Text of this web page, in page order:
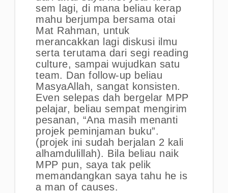
sem lagi, di mana beliau kerap
mahu berjumpa bersama otai
Mat Rahman, untuk
merancakkan lagi diskusi ilmu
serta terutama dari segi reading
culture, sampai wujudkan satu
team. Dan follow-up beliau
MasyaAllah, sangat konsisten.
Even selepas dah bergelar MPP
pelajar, beliau sempat mengirim
pesanan, “Ana masih menanti
projek peminjaman buku”.
(projek ini sudah berjalan 2 kali
alhamdulillah). Bila beliau naik
MPP pun, saya tak pelik
memandangkan saya tahu he is
a man of causes.